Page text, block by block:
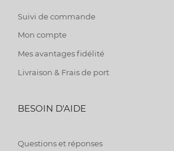
Suivi de commande
Mon compte
Mes avantages fidélité
Livraison & Frais de port
BESOIN D'AIDE
Questions et réponses